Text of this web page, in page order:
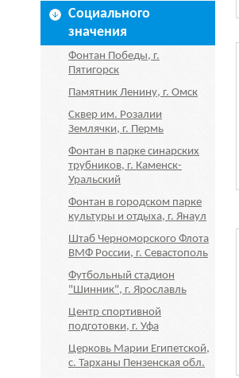
Социального
значения
Фонтан Победы, г.
Пятигорск
Памятник Ленину, г. Омск
Сквер им. Розалии
Землячки, г. Пермь
Фонтан в парке синарских
трубников, г. Каменск-
Уральский
Фонтан в городском парке
культуры и отдыха, г. Янаул
Штаб Черноморского Флота
ВМФ России, г. Севастополь
Футбольный стадион
"Шинник", г. Ярославль
Центр спортивной
подготовки, г. Уфа
Церковь Марии Египетской,
с. Тарханы Пензенская обл.